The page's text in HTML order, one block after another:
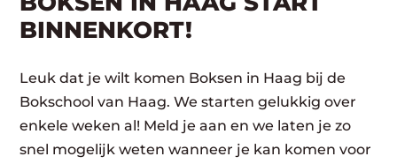
BINNENKORT!
Leuk dat je wilt komen Boksen in Haag bij de
Bokschool van Haag. We starten gelukkig over
enkele weken al! Meld je aan en we laten je zo
snel mogelijk weten wanneer je kan komen voor